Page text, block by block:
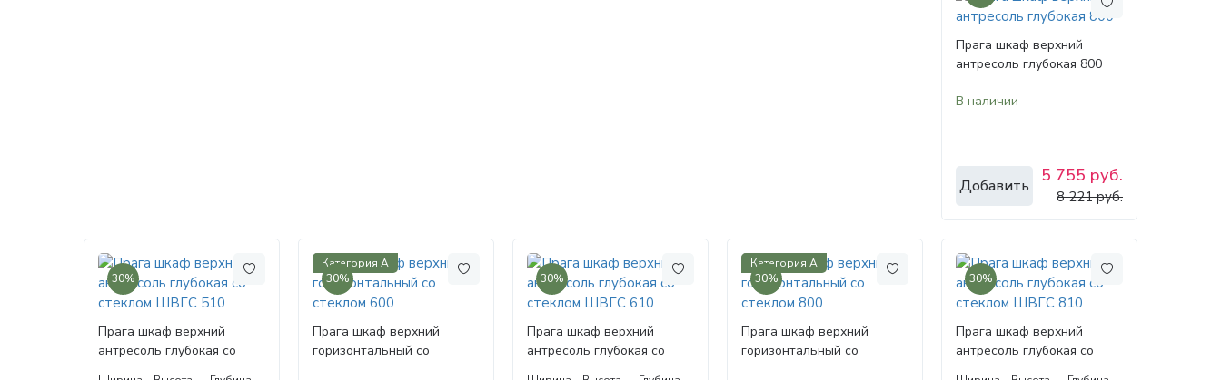
Прага шкаф верхний
антресоль глубокая 800
В наличии
Добавить 5 755 руб.
8 221 руб.
30%
Прага шкаф верхний
антресоль глубокая со
Категория А
30%
Прага шкаф верхний
горизонтальный со
30%
Прага шкаф верхний
антресоль глубокая со
Категория А
30%
Прага шкаф верхний
горизонтальный со
30%
Прага шкаф верхний
антресоль глубокая со